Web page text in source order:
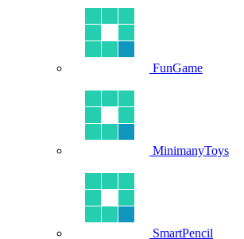
FunGame
MinimanyToys
SmartPencil